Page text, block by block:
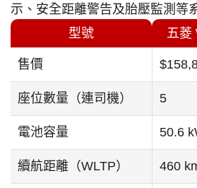
示、安全距離警告及胎壓監測等
型號
五菱
售價
座位數量（連司機） 5
電池容量 50.6
續航距離（WLTP） 460